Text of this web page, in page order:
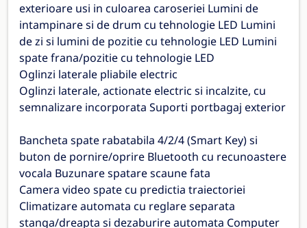
exterioare usi in culoarea caroseriei Lumini de
intampinare si de drum cu tehnologie LED Lumini
de zi si lumini de pozitie cu tehnologie LED Lumini
spate frana/pozitie cu tehnologie LED
Oglinzi laterale pliabile electric
Oglinzi laterale, actionate electric si incalzite, cu
semnalizare incorporata Suporti portbagaj exterior
Bancheta spate rabatabila 4/2/4 (Smart Key) si
buton de pornire/oprire Bluetooth cu recunoastere
vocala Buzunare spatare scaune fata
Camera video spate cu predictia traiectoriei
Climatizare automata cu reglare separata
stanga/dreapta si dezaburire automata Computer